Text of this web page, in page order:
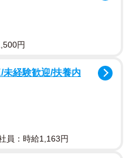
デザインを施すという試
や利用している客への
今年は京都府や広島県、
現在は12店舗で実施してい
円
経験歓迎/扶養内
員：時給1,163円